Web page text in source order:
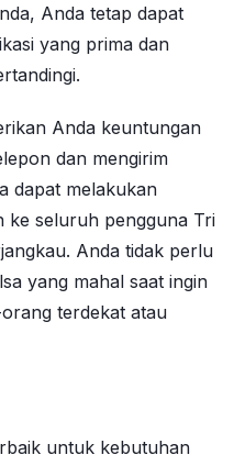
Anda tetap dapat
yang prima dan
Anda keuntungan
dan mengirim
dapat melakukan
ke seluruh pengguna Tri
Anda tidak perlu
yang mahal saat ingin
terdekat atau
untuk kebutuhan